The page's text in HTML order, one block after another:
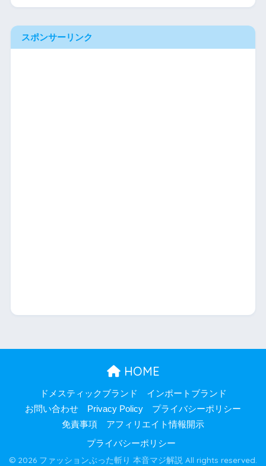
スポンサーリンク
HOME
ドメスティックブランド
インポートブランド
お問い合わせ
Privacy Policy
プライバシーポリシー
免責事項
アフィリエイト情報開示
プライバシーポリシー
© 2026 ファッションぶった斬り 本音マジ解説 All rights reserved.